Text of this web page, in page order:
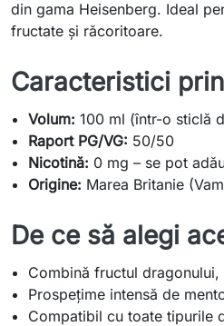
din gama Heisenberg. Ideal
fructate și răcoritoare.
Caracteristici
Volum: 100 ml (într-o sticlă
Raport PG/VG: 50/50
Nicotină: 0 mg – se pot
Origine: Marea Britanie
De ce să alegi
Combină fructul
Prospețime intensă de
Compatibil cu toate tipurile